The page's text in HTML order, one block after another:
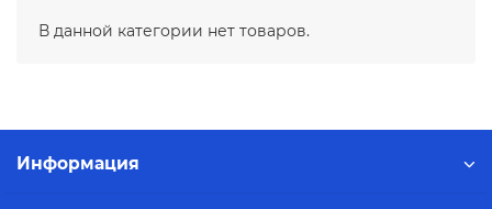
В данной категории нет товаров.
Информация